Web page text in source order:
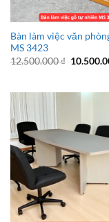
Bàn làm việc văn
MS 3423
12.500.000₫ Giá